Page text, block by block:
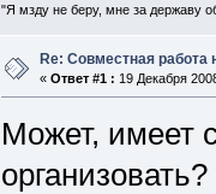
"Я мзду не беру, мне за державу
Re: Совместная работа
« Ответ #1 : 19 Декабря
Может, имеет
организовать?